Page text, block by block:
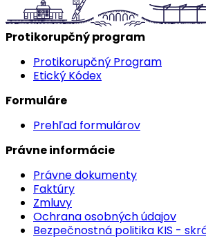
Protikorupčný program
Protikorupčný Program
Etický Kódex
Formuláre
Prehľad formulárov
Právne informácie
Právne dokumenty
Faktúry
Zmluvy
Ochrana osobných údajov
Bezpečnostná politika KIS -